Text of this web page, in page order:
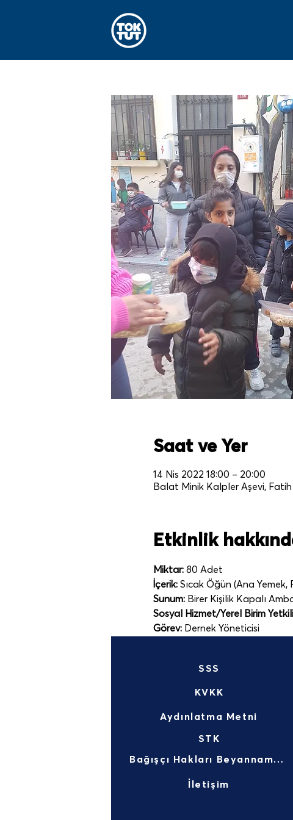
Saat ve Yer
14 Nis 2022 18:00 – 20:00
Balat Minik Kalpler Aşevi,
Etkinlik
Miktar: 80 Adet
İçerik: Sıcak Öğün (Ana Yemek,
Sunum: Birer Kişilik Kapalı
Sosyal Hizmet/Yerel Birim
Görev: Dernek Yöneticisi
SSS
KVKK
STK
Bağışçı Hakları Beyannamesi
Aydınlatma Metni
İletişim